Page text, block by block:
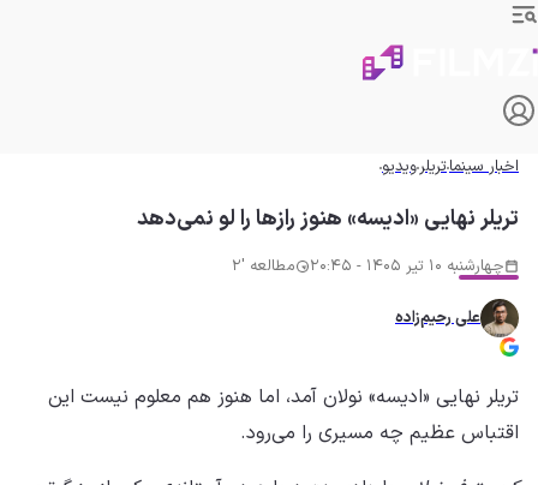
اخبار سینماتریلرویدیو
تریلر نهایی «ادیسه» هنوز رازها را لو نمی‌دهد
چهارشنبه 10 تیر 1405 - 20:45 مطالعه '2
علی رحیم‌زاده
تریلر نهایی «ادیسه» نولان آمد، اما هنوز هم معلوم نیست این
اقتباس عظیم چه مسیری را می‌رود.